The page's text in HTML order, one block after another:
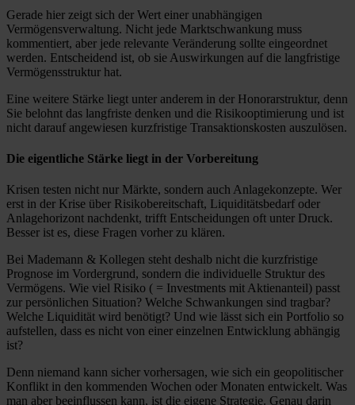
Gerade hier zeigt sich der Wert einer unabhängigen
Vermögensverwaltung. Nicht jede Marktschwankung muss
kommentiert, aber jede relevante Veränderung sollte eingeordnet
werden. Entscheidend ist, ob sie Auswirkungen auf die langfristige
Vermögensstruktur hat.
Eine weitere Stärke liegt unter anderem in der Honorarstruktur, denn
Sie belohnt das langfriste denken und die Risikooptimierung und ist
nicht darauf angewiesen kurzfristige Transaktionskosten auszulösen.
Die eigentliche Stärke liegt in der Vorbereitung
Krisen testen nicht nur Märkte, sondern auch Anlagekonzepte. Wer
erst in der Krise über Risikobereitschaft, Liquiditätsbedarf oder
Anlagehorizont nachdenkt, trifft Entscheidungen oft unter Druck.
Besser ist es, diese Fragen vorher zu klären.
Bei Mademann & Kollegen steht deshalb nicht die kurzfristige
Prognose im Vordergrund, sondern die individuelle Struktur des
Vermögens. Wie viel Risiko ( = Investments mit Aktienanteil) passt
zur persönlichen Situation? Welche Schwankungen sind tragbar?
Welche Liquidität wird benötigt? Und wie lässt sich ein Portfolio so
aufstellen, dass es nicht von einer einzelnen Entwicklung abhängig
ist?
Denn niemand kann sicher vorhersagen, wie sich ein geopolitischer
Konflikt in den kommenden Wochen oder Monaten entwickelt. Was
man aber beeinflussen kann, ist die eigene Strategie. Genau darin